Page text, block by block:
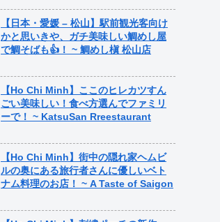
【日本・愛媛 – 松山】駅前観光客向け
かと思いきや、ガチ美味しい鯛めし屋
で鯛そばも👍！ ~ 鯛めし槇 松山店
【Ho Chi Minh】ここのヒレカツすん
ごい美味しい！食べ方選んでファミリ
ーで！ ~ KatsuSan Rreestaurant
【Ho Chi Minh】街中の隠れ家ヘムビ
ルの奥にある旅行者さんに優しいベト
ナム料理のお店！ ~ A Taste of Saigon